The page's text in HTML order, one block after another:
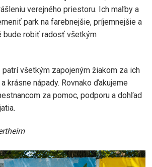
verejného priestoru. Ich maľby a
park na farebnejšie, príjemnejšie a
bude robiť radosť všetkým
všetkým zapojeným žiakom za ich
krásne nápady. Rovnako ďakujeme
za pomoc, podporu a dohľad